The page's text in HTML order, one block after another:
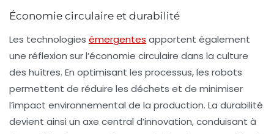
Économie circulaire et durabilité
Les technologies émergentes apportent également
une réflexion sur l’économie circulaire dans la culture
des huîtres. En optimisant les processus, les robots
permettent de réduire les déchets et de minimiser
l’impact environnemental de la production. La durabilité
devient ainsi un axe central d’innovation, conduisant à